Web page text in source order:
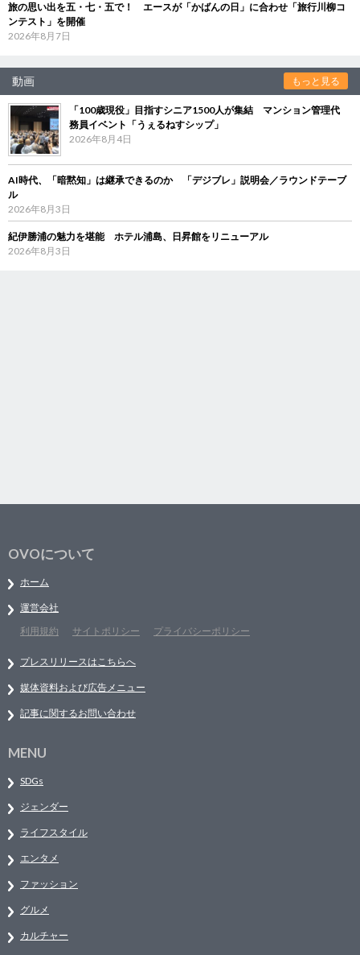
旅の思い出を五・七・五で！ エースが「かばんの日」に合わせ「旅行川柳コ
ンテスト」を開催
2026年8月7日
動画 もっと見る
「100歳現役」目指すシニア1500人が集結 マンション管理代
務員イベント「うぇるねすシップ」
2026年8月4日
AI時代、「暗黙知」は継承できるのか 「デジブレ」説明会／ラウンドテーブ
ル
2026年8月3日
紀伊勝浦の魅力を堪能 ホテル浦島、日昇館をリニューアル
2026年8月3日
OVOについて
ホーム
運営会社
利用規約
サイトポリシー プライバシーポリシー
プレスリリースはこちらへ
媒体資料および広告メニュー
記事に関するお問い合わせ
MENU
SDGs
ジェンダー
ライフスタイル
エンタメ
ファッション
グルメ
カルチャー